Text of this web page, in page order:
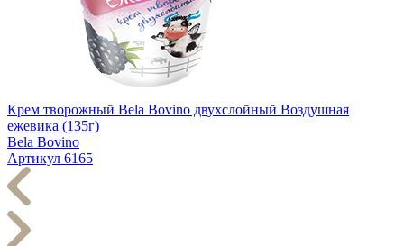
Крем творожный Bela Bovino двухслойный Воздушная
ежевика (135г)
Bela Bovino
Артикул 6165